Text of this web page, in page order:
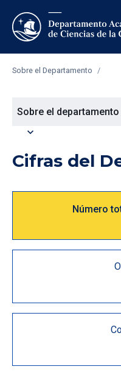
Sobre el Departamento /
Sobre el departamento
expand_more
Cifras del
Número